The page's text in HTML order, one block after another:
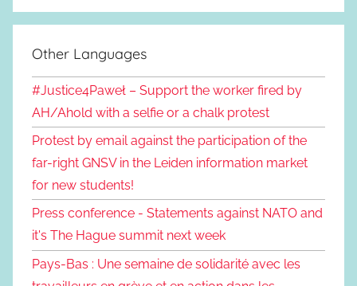
Other Languages
#Justice4Paweł – Support the worker fired by
AH/Ahold with a selfie or a chalk protest
Protest by email against the participation of the
far-right GNSV in the Leiden information market
for new students!
Press conference - Statements against NATO and
it's The Hague summit next week
Pays-Bas : Une semaine de solidarité avec les